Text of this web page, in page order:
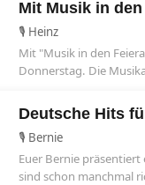
Mit Musik in
🎙️ Heinz
Mit "Musik in den
Donnerstag. Die
Deutsche Hits
🎙️ Bernie
Euer Bernie
sind schon manchmal